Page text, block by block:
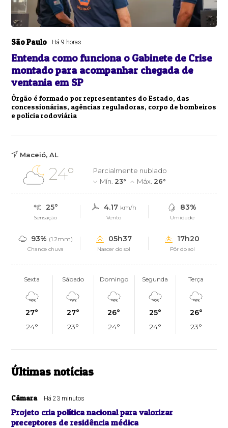
São Paulo Há 9 horas
Entenda como funciona o Gabinete de Crise
montado para acompanhar chegada de
ventania em SP
Órgão é formado por representantes do Estado, das
concessionárias, agências reguladoras, corpo de bombeiros
e polícia rodoviária
Maceió, AL
24°
Parcialmente nublado
Mín. 23° Máx. 26°
25°
Sensação
4.17 km/h
Vento
83%
Umidade
93% (1.2mm)
Chance chuva
05h37
Nascer do sol
17h20
Pôr do sol
Sexta
27°
24°
Sábado
27°
23°
Domingo
26°
24°
Segunda
25°
24°
Terça
26°
23°
Últimas notícias
Câmara Há 23 minutos
Projeto cria política nacional para valorizar
preceptores de residência médica